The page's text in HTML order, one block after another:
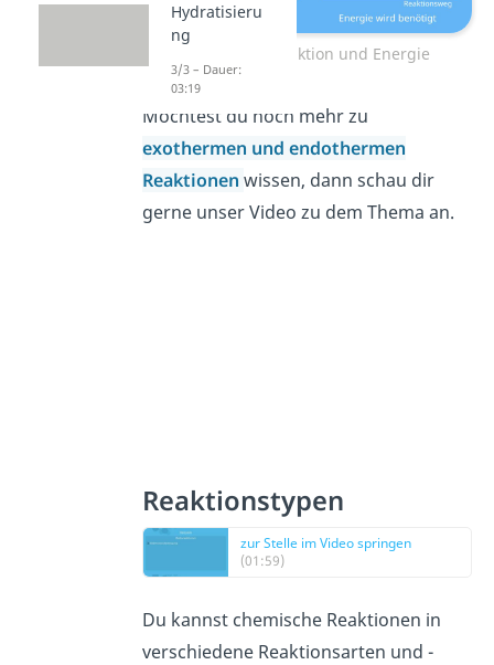
Chemische Reaktion und Energie
Möchtest du noch mehr zu
exothermen undendothermen
Reaktionenwissen, dann schau dir
gerne unser Video zu dem Thema an.
Reaktionstypen
zur Stelle im Video springen
(01:59)
Du kannst chemische Reaktionen in
verschiedene Reaktionsarten und -
Hydratisieru
ng
3/3 – Dauer:
03:19